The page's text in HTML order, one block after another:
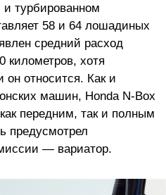
турбированном
58 и 64 лошадиных
средний расход
километров, хотя
он относится. Как и
машин, Honda N-Box
передним, так и полным
предусмотрел
— вариатор.